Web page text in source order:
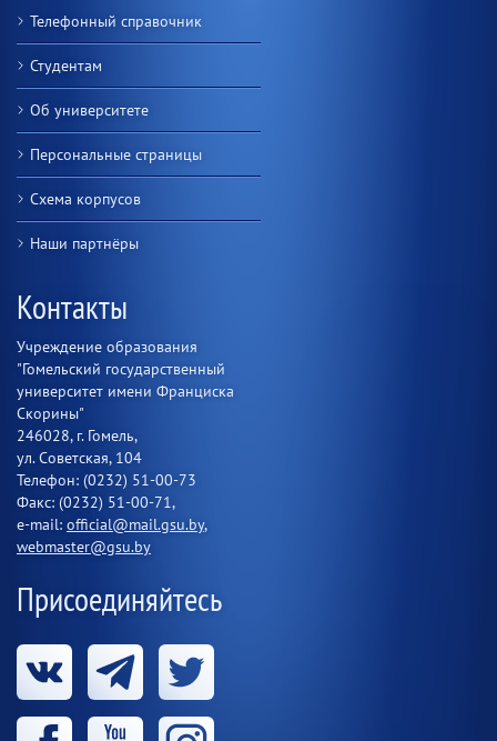
Телефонный справочник
Студентам
Об университете
Персональные страницы
Схема корпусов
Наши партнёры
Контакты
Учреждение образования
"Гомельский государственный
университет имени Франциска
Скорины"
246028, г. Гомель,
ул. Советская, 104
Телефон: (0232) 51-00-73
Факс: (0232) 51-00-71,
e-mail: official@mail.gsu.by,
webmaster@gsu.by
Присоединяйтесь